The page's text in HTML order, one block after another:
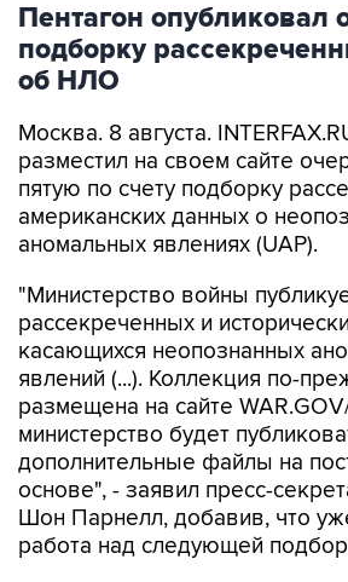
Пентагон опубликовал
подборку
об НЛО
Москва. 8 августа.
разместил на своем сайте
пятую по счету подборку
американских данных о
аномальных явлениях (UAP).
"Министерство войны
рассекреченных и
касающихся неопознанных
явлений (...). Коллекция по-
размещена на сайте
министерство будет
дополнительные файлы на
основе", - заявил пресс-
Шон Парнелл, добавив, что
работа над следующей